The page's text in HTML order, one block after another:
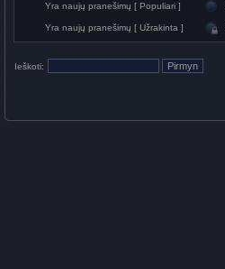
Yra naujų pranešimų [ Populiari ]
Yra naujų pranešimų [ Užrakinta ]
Ieškoti: